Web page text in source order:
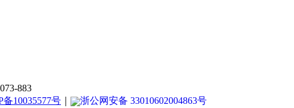
883
备10035577号
浙公网安备 33010602004863号